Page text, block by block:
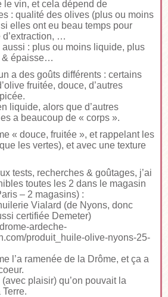
le vin, et cela dépend de
: qualité des olives (plus ou moins
elles ont eu beau temps pour
…
aussi : plus ou moins liquide, plus
& épaisse…
a des goûts différents : certains
fruitée, douce, d’autres
liquide, alors que d’autres
a beaucoup de « corps ».
« douce, fruitée », et rappelant les
les vertes), et avec une texture
tests, recherches & goûtages, j’ai
toutes les 2 dans le magasin
– 2 magasins) :
Vialard (de Nyons, donc
certifiée Demeter)
ardeche-
produit_huile-olive-nyons-25-
l’a ramenée de la Drôme, et ça a
plaisir) qu’on pouvait la